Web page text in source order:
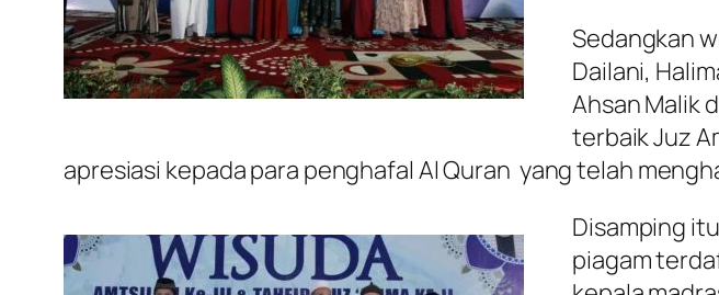
Sedangkan
Dailani,
Ahsan Malik
terbaik Juz
apresiasi kepada para penghafal Al Quran yang telah
Disamping
piagam